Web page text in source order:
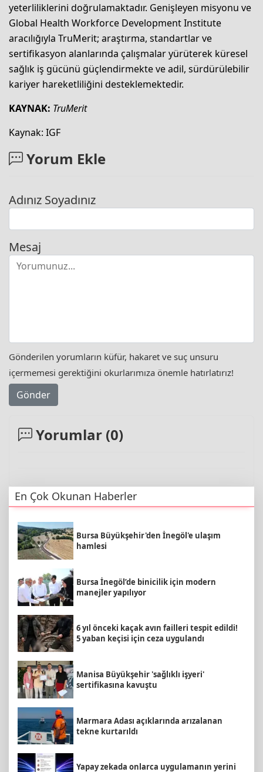
yeterliliklerini doğrulamaktadır. Genişleyen misyonu ve
Global Health Workforce Development Institute
aracılığıyla TruMerit; araştırma, standartlar ve
sertifikasyon alanlarında çalışmalar yürüterek küresel
sağlık iş gücünü güçlendirmekte ve adil, sürdürülebilir
kariyer hareketliliğini desteklemektedir.
KAYNAK: TruMerit
Kaynak: IGF
Yorum Ekle
Adınız Soyadınız
Mesaj
Gönderilen yorumların küfür, hakaret ve suç unsuru
içermemesi gerektiğini okurlarımıza önemle hatırlatırız!
Gönder
Yorumlar (0)
En Çok Okunan Haberler
Bursa Büyükşehir'den İnegöl'e ulaşım
hamlesi
Bursa İnegöl’de binicilik için modern
manejler yapılıyor
6 yıl önceki kaçak avın failleri tespit edildi!
5 yaban keçisi için ceza uygulandı
Manisa Büyükşehir 'sağlıklı işyeri'
sertifikasına kavuştu
Marmara Adası açıklarında arızalanan
tekne kurtarıldı
Yapay zekada onlarca uygulamanın yerini